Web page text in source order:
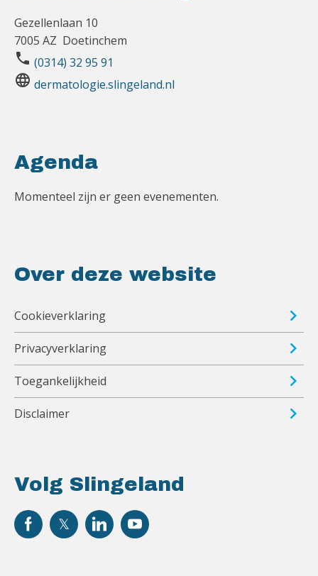
Gezellenlaan 10
7005 AZ Doetinchem
phone (0314) 32 95 91
language dermatologie.slingeland.nl
Volg Slingeland
Agenda
Momenteel zijn er geen evenementen.
Over deze website
Cookieverklaring
Privacyverklaring
Toegankelijkheid
Disclaimer